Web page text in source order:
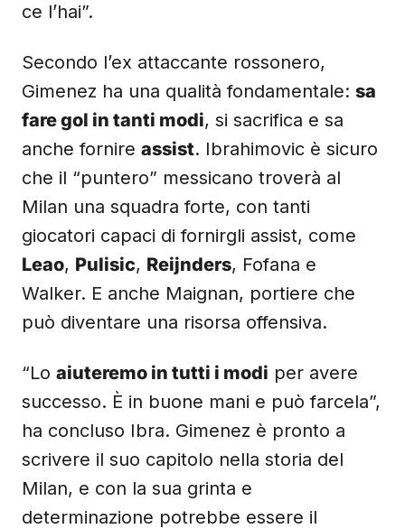
ce l’hai”.
Secondo l’ex attaccante rossonero,
Gimenez ha una qualità fondamentale: sa
fare gol in tanti modi, si sacrifica e sa
anche fornire assist. Ibrahimovic è sicuro
che il “puntero” messicano troverà al
Milan una squadra forte, con tanti
giocatori capaci di fornirgli assist, come
Leao, Pulisic, Reijnders, Fofana e
Walker. E anche Maignan, portiere che
può diventare una risorsa offensiva.
“Lo aiuteremo in tutti i modi per avere
successo. È in buone mani e può farcela”,
ha concluso Ibra. Gimenez è pronto a
scrivere il suo capitolo nella storia del
Milan, e con la sua grinta e
determinazione potrebbe essere il